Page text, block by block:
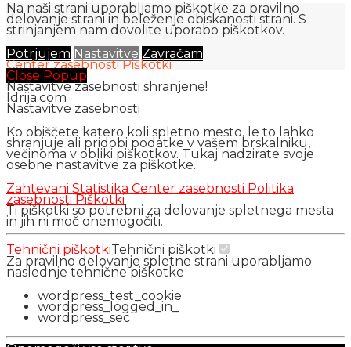
Na naši strani uporabljamo piškotke za pravilno
delovanje strani in beleženje obiskanosti strani. S
strinjanjem nam dovolite uporabo piškotkov.
Potrjujem Nastavitve Zavračam
Center zasebnosti Piškotki
Close Popup
Nastavitve zasebnosti shranjene!
Idrija.com
Nastavitve zasebnosti
Ko obiščete katero koli spletno mesto, le to lahko
shranjuje ali pridobi podatke v vašem brskalniku,
večinoma v obliki piškotkov. Tukaj nadzirate svoje
osebne nastavitve za piškotke.
Zahtevani Statistika Center zasebnosti Politika
zasebnosti Piškotki
Ti piškotki so potrebni za delovanje spletnega mesta
in jih ni moč onemogočiti.
Tehnični piškotkiTehnični piškotki
Za pravilno delovanje spletne strani uporabljamo
naslednje tehnične piškotke
wordpress_test_cookie
wordpress_logged_in_
wordpress_sec